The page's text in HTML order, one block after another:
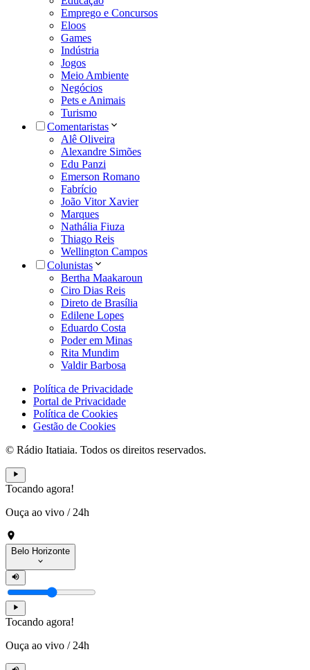
Emprego e Concursos
Eloos
Games
Indústria
Jogos
Meio Ambiente
Negócios
Pets e Animais
Turismo
Comentaristas
Alê Oliveira
Alexandre Simões
Edu Panzi
Emerson Romano
Fabrício
João Vitor Xavier
Marques
Nathália Fiuza
Thiago Reis
Wellington Campos
Colunistas
Bertha Maakaroun
Ciro Dias Reis
Direto de Brasília
Edilene Lopes
Eduardo Costa
Poder em Minas
Rita Mundim
Valdir Barbosa
Política de Privacidade
Portal de Privacidade
Política de Cookies
Gestão de Cookies
© Rádio Itatiaia. Todos os direitos reservados.
Tocando agora!
Ouça ao vivo / 24h
Belo Horizonte
Tocando agora!
Ouça ao vivo / 24h